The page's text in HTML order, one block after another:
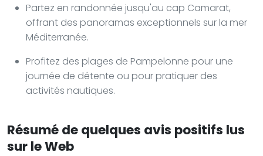
Partez en randonnée jusqu'au cap Camarat,
offrant des panoramas exceptionnels sur la mer
Méditerranée.
Profitez des plages de Pampelonne pour une
journée de détente ou pour pratiquer des
activités nautiques.
Résumé de quelques avis positifs lus
sur le Web